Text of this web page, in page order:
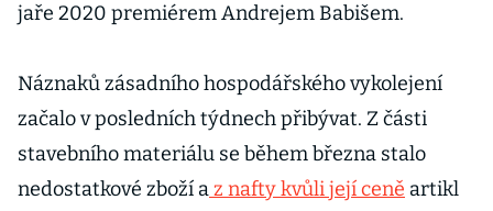
jaře 2020 premiérem Andrejem Babišem.
Náznaků zásadního hospodářského vykolejení
začalo v posledních týdnech přibývat. Z části
stavebního materiálu se během března stalo
nedostatkové zboží az nafty kvůli její ceně artikl